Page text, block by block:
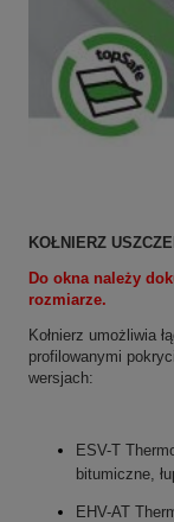
KOŁNIERZ
Do okna należy
rozmiarze.
Kołnierz umożliwia
profilowanymi
wersjach:
ESV-T
bitumiczne,
EHV-AT